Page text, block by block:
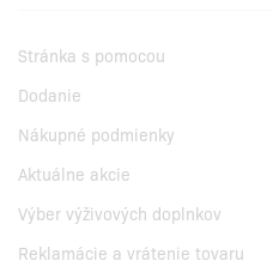
Stránka s pomocou
Dodanie
Nákupné podmienky
Aktuálne akcie
Výber výživových doplnkov
Reklamácie a vrátenie tovaru